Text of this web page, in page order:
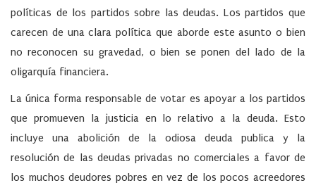
políticas de los partidos sobre las deudas. Los partidos que
carecen de una clara política que aborde este asunto o bien
no reconocen su gravedad, o bien se ponen del lado de la
oligarquía financiera.
La única forma responsable de votar es apoyar a los partidos
que promueven la justicia en lo relativo a la deuda. Esto
incluye una abolición de la odiosa deuda publica y la
resolución de las deudas privadas no comerciales a favor de
los muchos deudores pobres en vez de los pocos acreedores